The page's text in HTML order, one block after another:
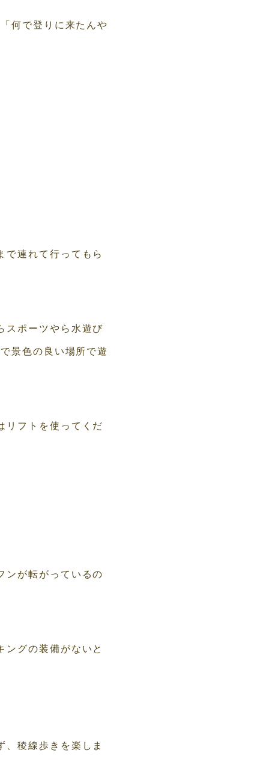
何で登りに来たんや
で連れて行ってもら
スポーツやら水遊び
景色の良い場所で遊
リフトを使ってくだ
ンが転がっているの
ングの装備がないと
稜線歩きを楽しま